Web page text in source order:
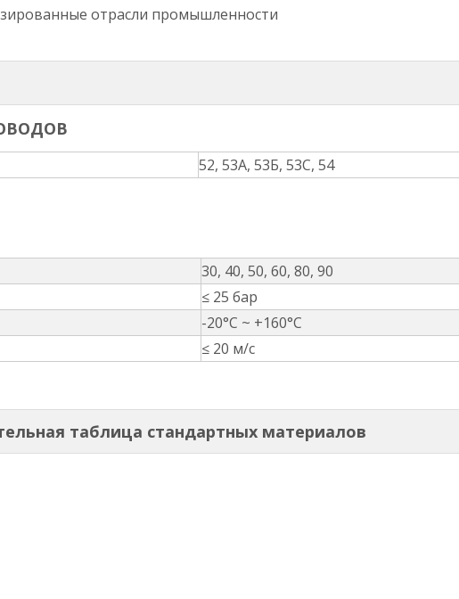
отрасли промышленности
52, 53А, 53Б, 53С, 54
30, 40, 50, 60, 80, 90
≤ 25 бар
-20°С ~ +160°С
≤ 20 м/с
таблица стандартных материалов